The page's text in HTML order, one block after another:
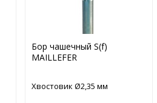
Бор чашечный S(f)
MAILLEFER
Хвостовик Ø2,35 мм